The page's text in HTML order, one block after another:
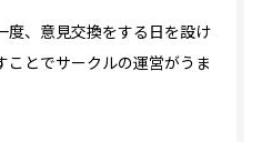
度、意見交換をする日を設け
とでサークルの運営がうま